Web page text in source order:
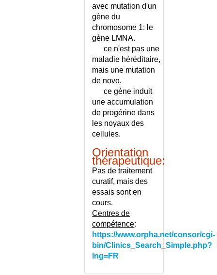
HYPOPARATHYROIDIE
PSEUDO-POLYARTHRITE
PSORIASIS - CONSEILS
PSYCHIATRIE - LISTE
PSYCHOSE HALLUCINATOIRE
PSYCHOSOMATIQUES
PSYCHOTHERAPIE FAMILIALE
INTERPERSONNELLE
PUBERTE NORMALE
avec mutation d'un
gène du
chromosome 1: le
gène LMNA.
ce n'est pas une
maladie héréditaire,
mais une mutation
de novo.
ce gène induit
une accumulation
de progérine dans
les noyaux des
cellules.
Orientation
thérapeutique:
Pas de traitement
curatif, mais des
essais sont en
cours.
Centres de
compétence:
https://www.orpha.net/consor/cgi-
bin/Clinics_Search_Simple.php?
lng=FR